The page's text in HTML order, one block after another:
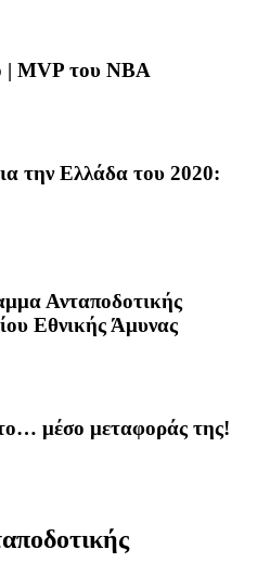
| MVP του ΝΒΑ
την Ελλάδα του 2020:
Ανταποδοτικής
Εθνικής Άμυνας
μέσο μεταφοράς της!